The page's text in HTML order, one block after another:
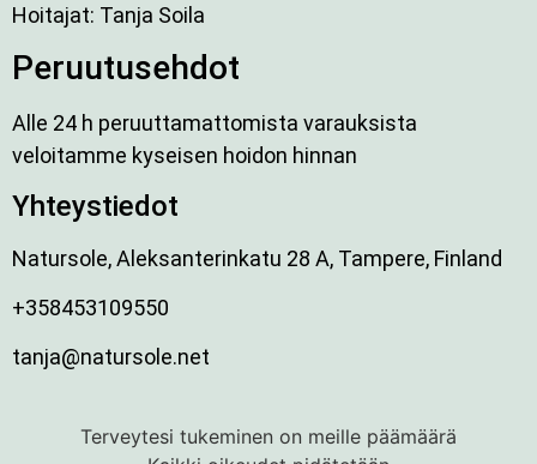
Hoitajat: Tanja Soila
Peruutusehdot
Alle 24 h peruuttamattomista varauksista
veloitamme kyseisen hoidon hinnan
Yhteystiedot
Natursole, Aleksanterinkatu 28 A, Tampere, Finland
+358453109550
tanja@natursole.net
Terveytesi tukeminen on meille päämäärä